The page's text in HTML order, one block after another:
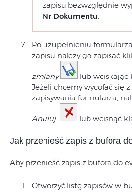
zapisu bezwzględnie
Nr Dokumentu.
Po uzupełnieniu
zapisu należy go zapisać
zmiany lub wciskając
Jeżeli chcemy wycofać się
zapisywania formularza,
Anuluj lub wcisnąć
Jak przenieść zapis z bufora
Aby przenieść zapis z bufora do
Otworzyć listę zapisów w